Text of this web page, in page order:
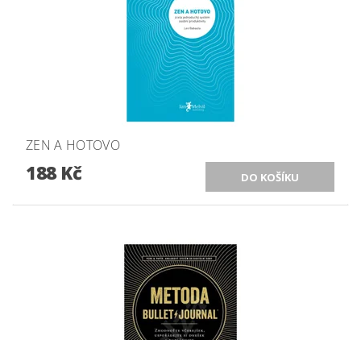
ZEN A HOTOVO
188 Kč